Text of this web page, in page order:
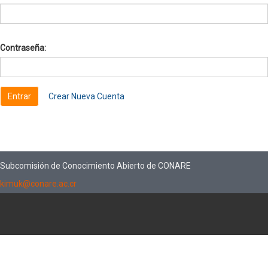
Contraseña:
Crear Nueva Cuenta
Subcomisión de Conocimiento Abierto de CONARE
kimuk@conare.ac.cr